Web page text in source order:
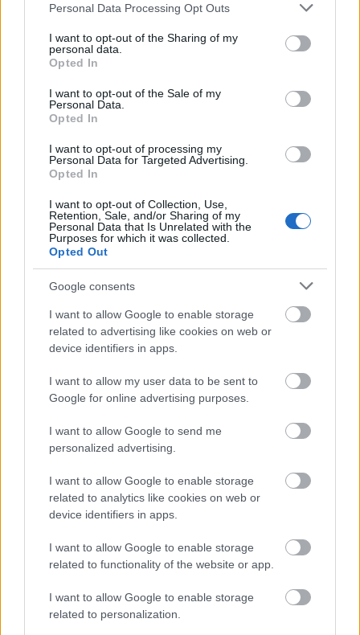
Please note that this website/app uses one or more Google
not limited to your visit or usage behaviour. You may click to
grant or deny consent to Google and its third-party tags to
use your data for below specified purposes in below Google
consent section.
Personal Data Processing Opt Outs
I want to opt-out of the Sharing of my
personal data.
Opted In
I want to opt-out of the Sale of my
Personal Data.
Opted In
I want to opt-out of processing my
Personal Data for Targeted Advertising.
Opted In
I want to opt-out of Collection, Use,
Retention, Sale, and/or Sharing of my
Personal Data that Is Unrelated with the
Purposes for which it was collected.
Opted Out
Google consents
I want to allow Google to enable storage
related to advertising like cookies on web or
device identifiers in apps.
I want to allow my user data to be sent to
Google for online advertising purposes.
I want to allow Google to send me
personalized advertising.
I want to allow Google to enable storage
related to analytics like cookies on web or
device identifiers in apps.
I want to allow Google to enable storage
related to functionality of the website or app.
I want to allow Google to enable storage
related to personalization.
Ellátogatnál az unikornisok földjére?
Nincs lehetetlen...
2019. május 20.
csodavilága a Unicorn Dream jóvoltából. Szeretnél
megülni egy mesés unikornist? Fésülgetni a
London mellett számos városban is átélheted ezt az
életre szóló élményt. Az…